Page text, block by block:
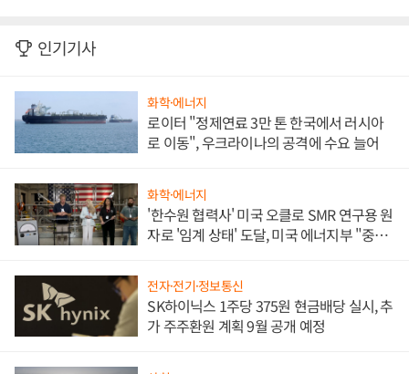
인기기사
화학·에너지
로이터 "정제연료 3만 톤 한국에서 러시아
로 이동", 우크라이나의 공격에 수요 늘어
화학·에너지
'한수원 협력사' 미국 오클로 SMR 연구용 원
자로 '임계 상태' 도달, 미국 에너지부 "중요
전자·전기·정보통신
SK하이닉스 1주당 375원 현금배당 실시, 추
가 주주환원 계획 9월 공개 예정